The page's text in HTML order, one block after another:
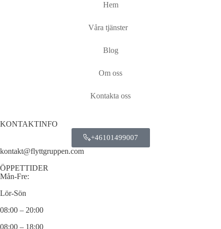
Hem
Våra tjänster
Blog
Om oss
Kontakta oss
KONTAKTINFO
+46101499007
kontakt@flyttgruppen.com
ÖPPETTIDER
Mån-Fre:
Lör-Sön
08:00 – 20:00
08:00 – 18:00